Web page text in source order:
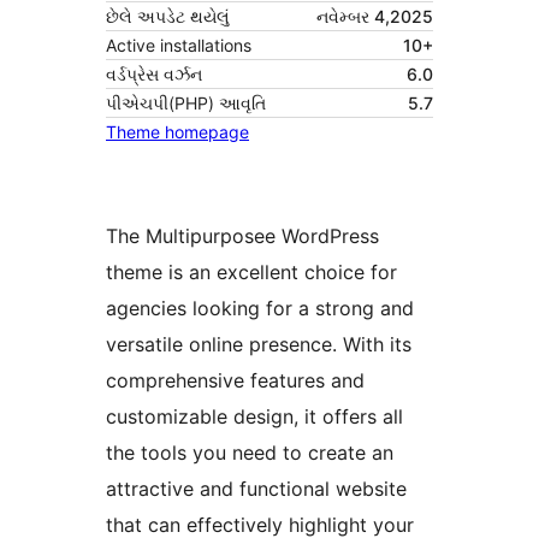
છેલે અપડેટ થયેલું
નવેમ્બર 4,2025
Active installations
10+
વર્ડપ્રેસ વર્ઝન
6.0
પીએચપી(PHP) આવૃતિ
5.7
Theme homepage
The Multipurposee WordPress
theme is an excellent choice for
agencies looking for a strong and
versatile online presence. With its
comprehensive features and
customizable design, it offers all
the tools you need to create an
attractive and functional website
that can effectively highlight your